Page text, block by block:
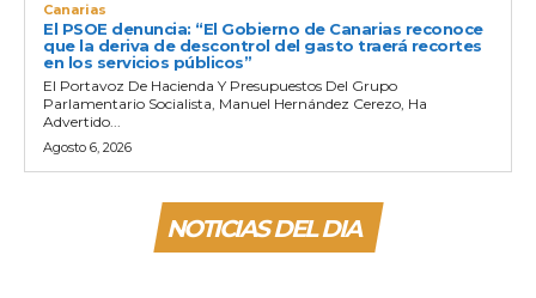
Canarias
El PSOE denuncia: “El Gobierno de Canarias reconoce
que la deriva de descontrol del gasto traerá recortes
en los servicios públicos”
El Portavoz De Hacienda Y Presupuestos Del Grupo
Parlamentario Socialista, Manuel Hernández Cerezo, Ha
Advertido...
Agosto 6, 2026
NOTICIAS DEL DIA